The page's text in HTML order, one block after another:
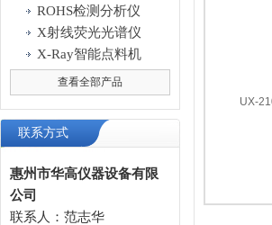
ROHS检测分析仪
X射线荧光光谱仪
X-Ray智能点料机
查看全部产品
联系方式
惠州市华高仪器设备有限
公司
联系人：范志华